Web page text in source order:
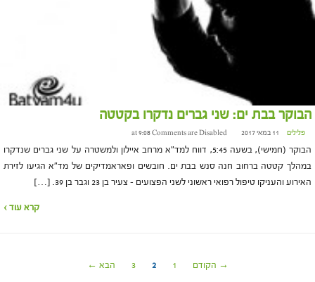
הבוקר בבת ים: שני גברים נדקרו בקטטה
פלילים 11 במאי 2017 at 9:08 Comments are Disabled
הבוקר (חמישי), בשעה 5:45, דווח למד"א מרחב איילון ולמשטרה על שני גברים שנדקרו
במהלך קטטה ברחוב חנה סנש בבת ים. חובשים ופאראמדיקים של מד"א הגיעו לזירת
האירוע והעניקו טיפול רפואי ראשוני לשני הפצועים – צעיר בן 23 וגבר בן 39. […]
קרא עוד ›
→ הקודם 1
2
3 הבא ←